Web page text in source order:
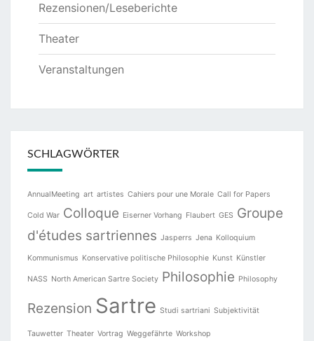
Rezensionen/Leseberichte
Theater
Veranstaltungen
SCHLAGWÖRTER
AnnualMeeting art artistes Cahiers pour une Morale Call for Papers
Cold War Colloque Eiserner Vorhang Flaubert GES Groupe
d'études sartriennes Jasperrs Jena Kolloquium
Kommunismus Konservative politische Philosophie Kunst Künstler
NASS North American Sartre Society Philosophie Philosophy
Rezension Sartre Studi sartriani Subjektivität
Tauwetter Theater Vortrag Weggefährte Workshop